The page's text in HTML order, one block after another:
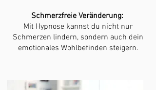
Schmerzfreie Veränderung:
Mit Hypnose kannst du nicht nur
Schmerzen lindern, sondern auch dein
emotionales Wohlbefinden steigern.